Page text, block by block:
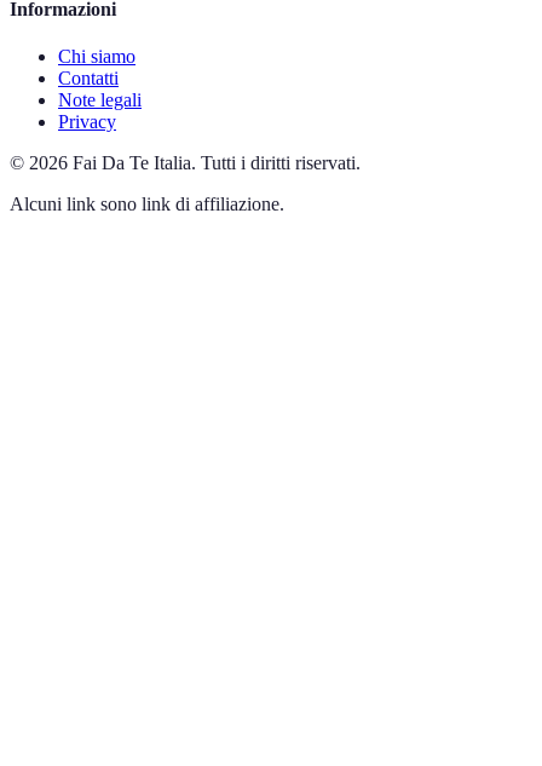
Informazioni
Chi siamo
Contatti
Note legali
Privacy
© 2026 Fai Da Te Italia. Tutti i diritti riservati.
Alcuni link sono link di affiliazione.